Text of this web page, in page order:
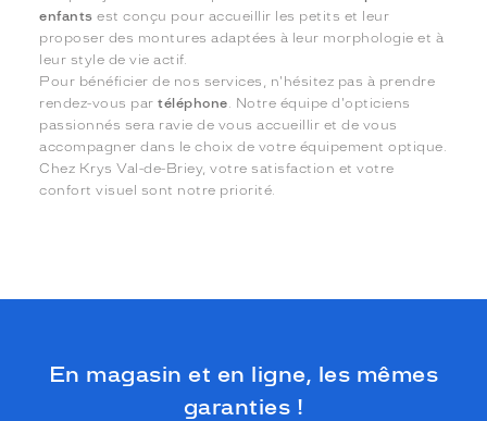
enfants est conçu pour accueillir les petits et leur
proposer des montures adaptées à leur morphologie et à
leur style de vie actif.
Pour bénéficier de nos services, n'hésitez pas à prendre
rendez-vous partéléphone . Notre équipe d'opticiens
passionnés sera ravie de vous accueillir et de vous
accompagner dans le choix de votre équipement optique.
Chez Krys Val-de-Briey, votre satisfaction et votre
confort visuel sont notre priorité.
En magasin et en ligne, les mêmes
garanties !